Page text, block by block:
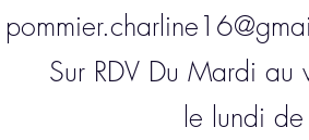
Sur RDV Du Mardi au
le lundi